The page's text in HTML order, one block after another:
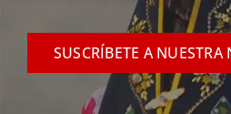
SUSCRÍBETE A NUESTRA